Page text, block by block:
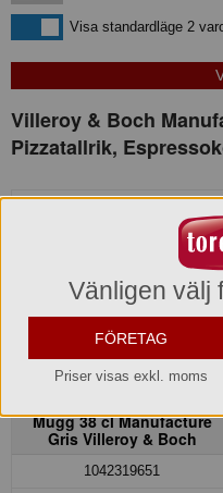
Visa standardlägeVisa standardläge 2
Villeroy & Boch
Pizzatallrik,
Kampanj! -53%
Mugg 38 cl Manufacture
Gris Villeroy & Boch
1042319651
Vänligen välj
FÖRETAG
Priser visas exkl. moms